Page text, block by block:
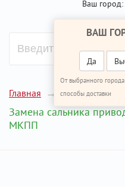
Ваш город:
ВАШ
Да
От выбранного
способы доставки
Главная Ремонт КИА
Замена сальника
МКПП